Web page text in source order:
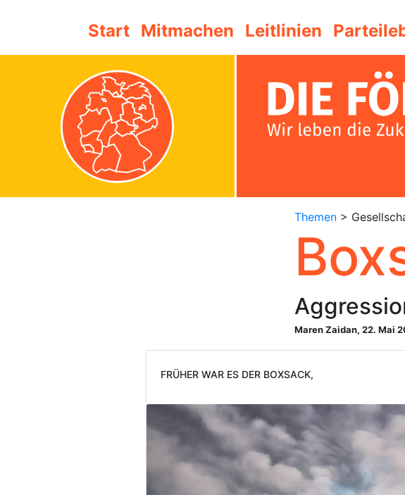
Start Mitmachen Leitlinien
Themen >
Maren Zaidan, 22. Mai
Früher war es der Boxsack,